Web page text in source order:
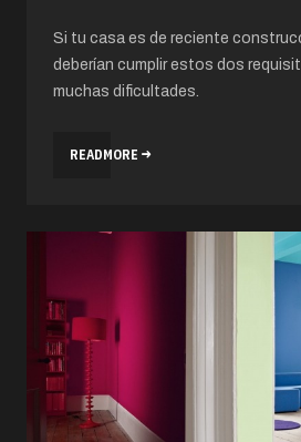
Si tu casa es de reciente
deberían cumplir estos dos
muchas dificultades.
READMORE